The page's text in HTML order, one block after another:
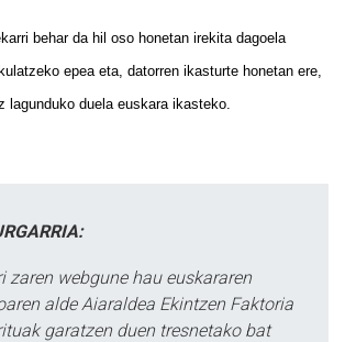
behar da hil oso honetan irekita dagoela
epea eta, datorren ikasturte honetan ere,
lagunduko duela euskara ikasteko.
zaren webgune hau euskararen
alde Aiaraldea Ekintzen Faktoria
garatzen duen tresnetako bat